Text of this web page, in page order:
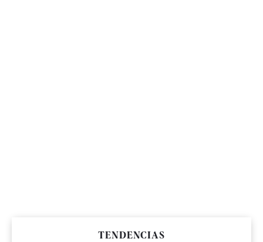
TENDENCIAS